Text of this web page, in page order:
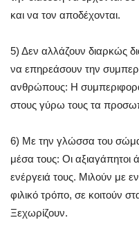
και να τον αποδέχονται.
5) Δεν αλλάζουν διαρκώς
να επηρεάσουν την
ανθρώπους: Η
στους γύρω τους τα
6) Mε την γλώσσα του
μέσα τους: Οι
ενέργειά τους. Μιλούν με
φιλικό τρόπο, σε κοιτούν
Ξεχωρίζουν.